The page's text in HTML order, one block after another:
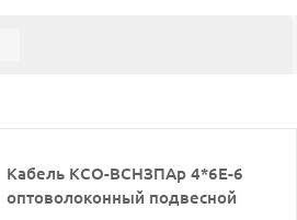
Кабель КСО-ВСНЗПАр 4*6Е-6
оптоволоконный подвесной